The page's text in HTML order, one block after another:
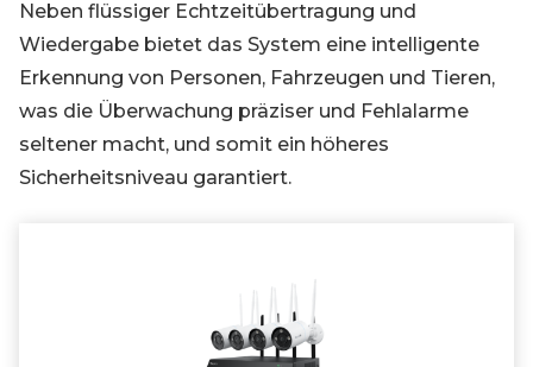
Neben flüssiger Echtzeitübertragung und
Wiedergabe bietet das System eine intelligente
Erkennung von Personen, Fahrzeugen und Tieren,
was die Überwachung präziser und Fehlalarme
seltener macht, und somit ein höheres
Sicherheitsniveau garantiert.